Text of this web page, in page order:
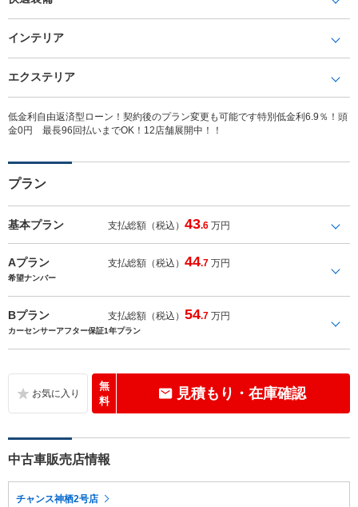
インテリア
エクステリア
低金利自由返済型ローン！契約後のプラン変更も可能です特別低金利6.9％！頭
金0円 最長96回払いまでOK！12店舗展開中！！
プラン
基本プラン 支払総額（税込）43.6 万円
Aプラン 支払総額（税込）44.7 万円
希望ナンバー
Bプラン 支払総額（税込）54.7 万円
カーセンサーアフター保証1年プラン
無
料
見積もり・在庫確認
中古車販売店情報
チャンス神栖2号店